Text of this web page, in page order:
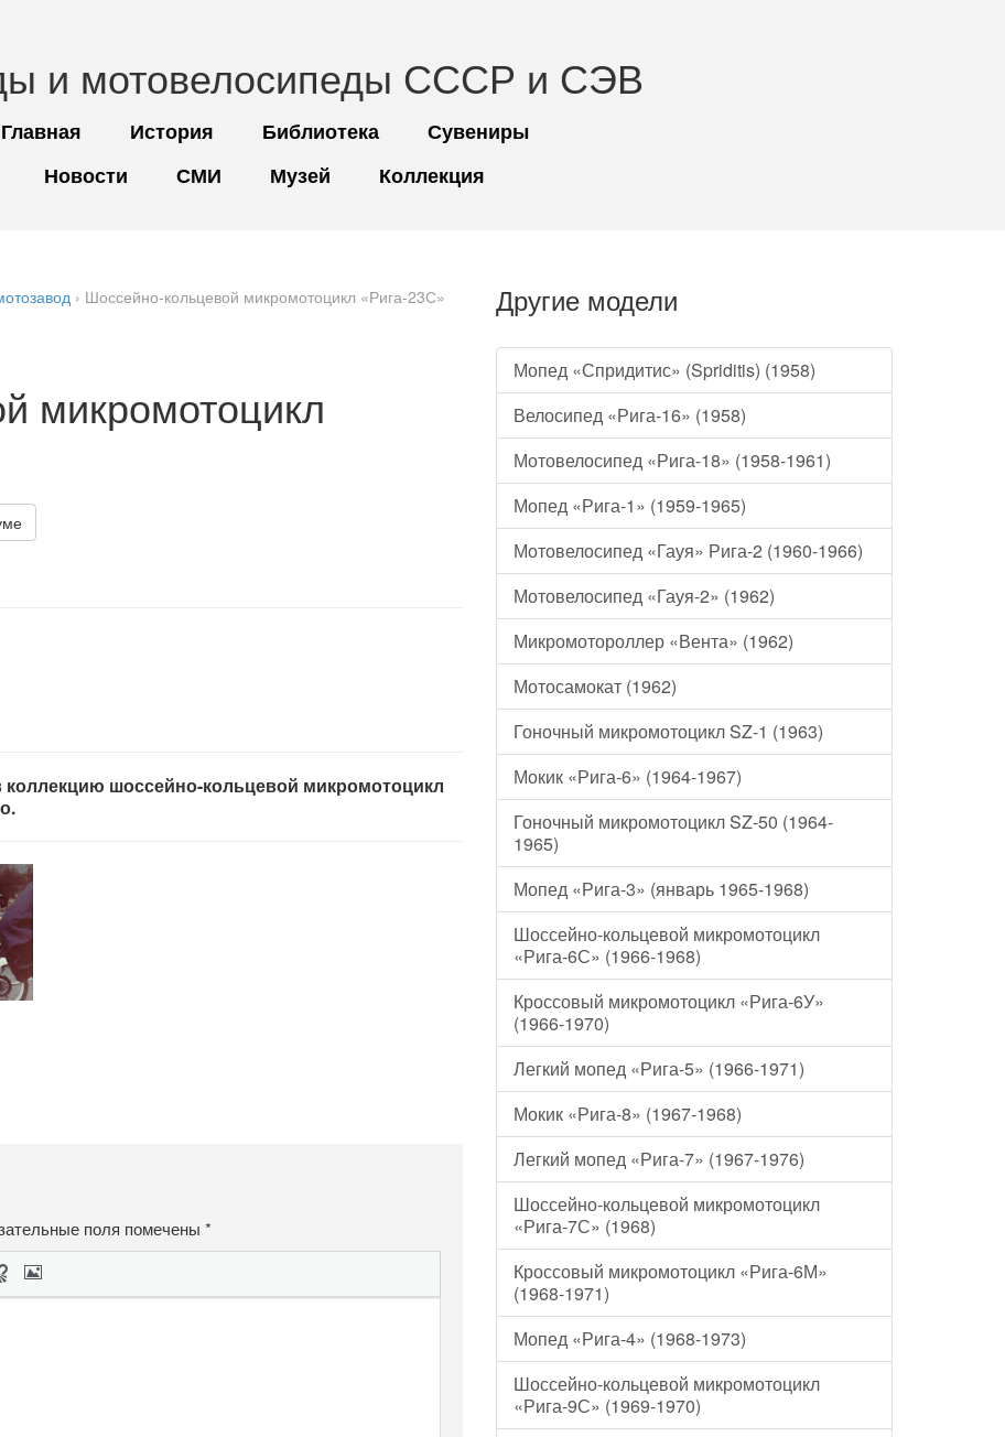
и мотовелосипеды СССР и СЭВ
Главная История Библиотека
Сувениры
Новости
СМИ Музей Коллекция
› Шоссейно-кольцевой микромотоцикл «Рига-23С»
микромотоцикл
шоссейно-кольцевой микромотоцикл
поля помечены *
Другие модели
Мопед «Спридитис» (Spriditis) (1958)
Велосипед «Рига-16» (1958)
Мотовелосипед «Рига-18» (1958-1961)
Мопед «Рига-1» (1959-1965)
Мотовелосипед «Гауя» Рига-2 (1960-1966)
Мотовелосипед «Гауя-2» (1962)
Микромотороллер «Вента» (1962)
Мотосамокат (1962)
Гоночный микромотоцикл SZ-1 (1963)
Мокик «Рига-6» (1964-1967)
Гоночный микромотоцикл SZ-50 (1964-
1965)
Мопед «Рига-3» (январь 1965-1968)
Шоссейно-кольцевой микромотоцикл
«Рига-6С» (1966-1968)
Кроссовый микромотоцикл «Рига-6У»
(1966-1970)
Легкий мопед «Рига-5» (1966-1971)
Мокик «Рига-8» (1967-1968)
Легкий мопед «Рига-7» (1967-1976)
Шоссейно-кольцевой микромотоцикл
«Рига-7С» (1968)
Кроссовый микромотоцикл «Рига-6М»
(1968-1971)
Мопед «Рига-4» (1968-1973)
Шоссейно-кольцевой микромотоцикл
«Рига-9С» (1969-1970)